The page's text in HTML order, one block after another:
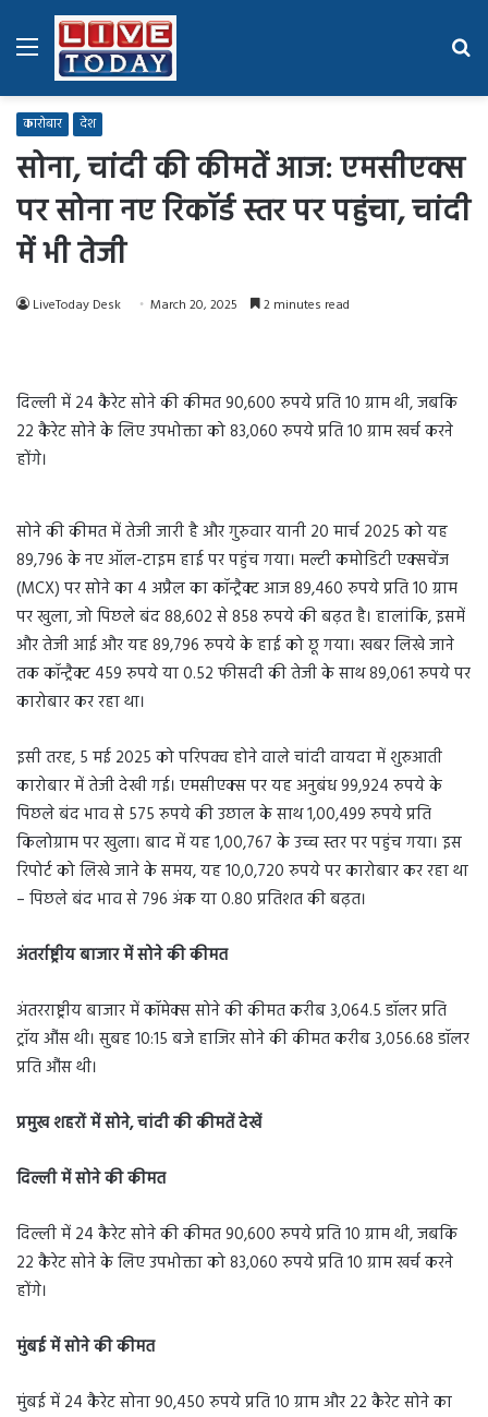
Menu
कारोबार देश
सोना, चांदी की कीमतें आज: एमसीएक्स
पर सोना नए रिकॉर्ड स्तर पर पहुंचा, चांदी
में भी तेजी
LiveToday Desk March 20, 2025 2 minutes read
दिल्ली में 24 कैरेट सोने की कीमत 90,600 रुपये प्रति 10 ग्राम थी, जबकि
22 कैरेट सोने के लिए उपभोक्ता को 83,060 रुपये प्रति 10 ग्राम खर्च करने
होंगे।
सोने की कीमत में तेजी जारी है और गुरुवार यानी 20 मार्च 2025 को यह
89,796 के नए ऑल-टाइम हाई पर पहुंच गया। मल्टी कमोडिटी एक्सचेंज
(MCX) पर सोने का 4 अप्रैल का कॉन्ट्रैक्ट आज 89,460 रुपये प्रति 10 ग्राम
पर खुला, जो पिछले बंद 88,602 से 858 रुपये की बढ़त है। हालांकि, इसमें
और तेजी आई और यह 89,796 रुपये के हाई को छू गया। खबर लिखे जाने
तक कॉन्ट्रैक्ट 459 रुपये या 0.52 फीसदी की तेजी के साथ 89,061 रुपये पर
कारोबार कर रहा था।
इसी तरह, 5 मई 2025 को परिपक्व होने वाले चांदी वायदा में शुरुआती
कारोबार में तेजी देखी गई। एमसीएक्स पर यह अनुबंध 99,924 रुपये के
पिछले बंद भाव से 575 रुपये की उछाल के साथ 1,00,499 रुपये प्रति
किलोग्राम पर खुला। बाद में यह 1,00,767 के उच्च स्तर पर पहुंच गया। इस
रिपोर्ट को लिखे जाने के समय, यह 10,0,720 रुपये पर कारोबार कर रहा था
– पिछले बंद भाव से 796 अंक या 0.80 प्रतिशत की बढ़त।
अंतर्राष्ट्रीय बाजार में सोने की कीमत
अंतरराष्ट्रीय बाजार में कॉमेक्स सोने की कीमत करीब 3,064.5 डॉलर प्रति
ट्रॉय औंस थी। सुबह 10:15 बजे हाजिर सोने की कीमत करीब 3,056.68 डॉलर
प्रति औंस थी।
प्रमुख शहरों में सोने, चांदी की कीमतें देखें
दिल्ली में सोने की कीमत
दिल्ली में 24 कैरेट सोने की कीमत 90,600 रुपये प्रति 10 ग्राम थी, जबकि
22 कैरेट सोने के लिए उपभोक्ता को 83,060 रुपये प्रति 10 ग्राम खर्च करने
होंगे।
मुंबई में सोने की कीमत
मुंबई में 24 कैरेट सोना 90,450 रुपये प्रति 10 ग्राम और 22 कैरेट सोने का